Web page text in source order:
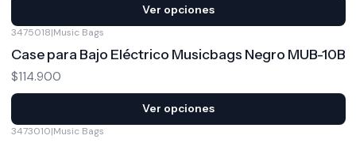
Ver opciones
3475018|Music Bags
Case para Bajo Eléctrico Musicbags Negro MUB-10B
$114.900
Ver opciones
3473010|Music Bags